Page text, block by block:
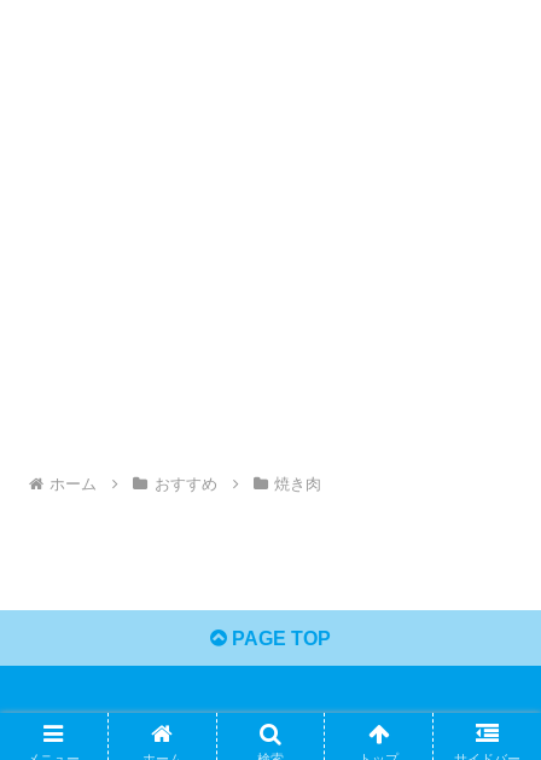
ホーム おすすめ 焼き肉
PAGE TOP
Copyright © 2023 ひーくんのおすすめBLOG All Rights Reserved.